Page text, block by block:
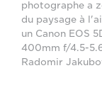
photographe a
du paysage à
un Canon EOS
400mm f/4.5-
Radomir